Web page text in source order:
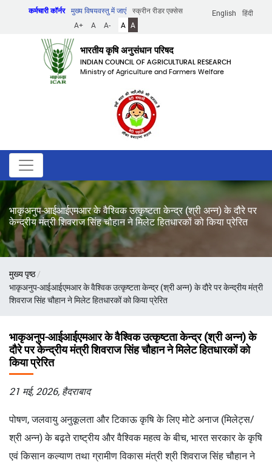
English हिंदी
कर्मचारी कॉर्नर मुख्य विषयवस्तु में जाएं
स्क्रीन रीडर एक्सेस
A+
A A- A A
भारतीय कृषि अनुसंधान परिषद
INDIAN COUNCIL OF AGRICULTURAL RESEARCH
Ministry of Agriculture and Farmers Welfare
भाकृअनुप-आईआईएमआर के वैश्विक उत्कृष्टता केन्द्र (श्री अन्न) के दौरे पर
केन्द्रीय मंत्री शिवराज सिंह चौहान ने मिलेट हितधारकों को किया प्रेरित
पग
चिन्ह
मुख्य पृष्ठ
भाकृअनुप-आईआईएमआर के वैश्विक उत्कृष्टता केन्द्र (श्री अन्न) के दौरे पर केन्द्रीय मंत्री
शिवराज सिंह चौहान ने मिलेट हितधारकों को किया प्रेरित
भाकृअनुप-आईआईएमआर के वैश्विक उत्कृष्टता केन्द्र (श्री अन्न) के
दौरे पर केन्द्रीय मंत्री शिवराज सिंह चौहान ने मिलेट हितधारकों को
किया प्रेरित
21 मई, 2026, हैदराबाद
पोषण, जलवायु अनुकूलता और टिकाऊ कृषि के लिए मोटे अनाज (मिलेट्स/
श्री अन्न) के बढ़ते राष्ट्रीय और वैश्विक महत्व के बीच, भारत सरकार के कृषि
एवं किसान कल्याण तथा ग्रामीण विकास मंत्री श्री शिवराज सिंह चौहान ने